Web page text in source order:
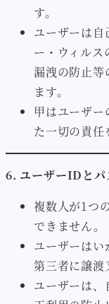
す。
ユーザーは
ー・ウィル
漏洩の防止等
ます。
甲はユーザ
た一切の責任
6. ユーザーIDとパ
複数人が1つ
できません。
ユーザーは
第三者に譲渡
ユーザーは